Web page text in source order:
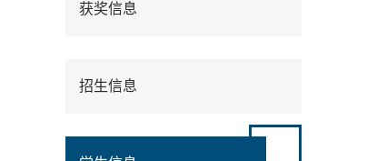
获奖信息
招生信息